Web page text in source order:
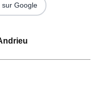
sur Google